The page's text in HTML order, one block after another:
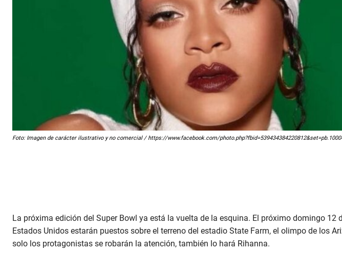
Foto: Imagen de carácter ilustrativo y no comercial / https://www.facebook.com/
La próxima edición del Super Bowl ya está la vuelta de la esquina. El próximo domingo 12
Estados Unidos estarán puestos sobre el terreno del estadio State Farm, el olimpo de los
solo los protagonistas se robarán la atención, también lo hará Rihanna.